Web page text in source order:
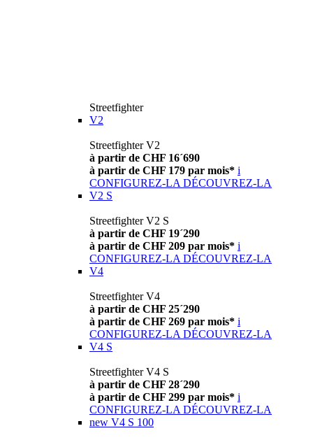
Streetfighter
V2
Streetfighter V2
à partir de CHF 16´690
à partir de CHF 179 par mois* i
CONFIGUREZ-LA DÉCOUVREZ-LA
V2 S
Streetfighter V2 S
à partir de CHF 19´290
à partir de CHF 209 par mois* i
CONFIGUREZ-LA DÉCOUVREZ-LA
V4
Streetfighter V4
à partir de CHF 25´290
à partir de CHF 269 par mois* i
CONFIGUREZ-LA DÉCOUVREZ-LA
V4 S
Streetfighter V4 S
à partir de CHF 28´290
à partir de CHF 299 par mois* i
CONFIGUREZ-LA DÉCOUVREZ-LA
new V4 S 100